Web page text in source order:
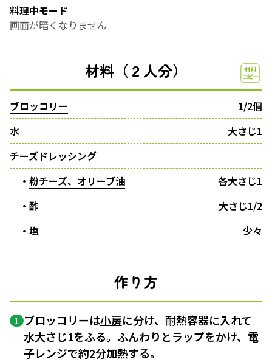
料理中モード
画面が暗くなりません
材料（２人分）
ブロッコリー
1/2個
水
大さじ1
チーズドレッシング
・ 粉チーズ、オリーブ油
各大さじ1
・酢
大さじ1/2
・塩
少々
作り方
1 ブロッコリーは小房に分け、耐熱容器に入れて
水大さじ1をふる。ふんわりとラップをかけ、電
子レンジで約2分加熱する。